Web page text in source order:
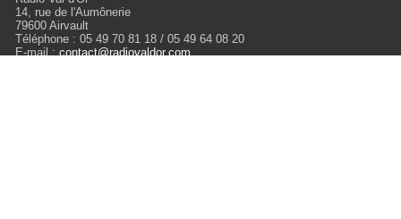
14, rue de l'Aumônerie
79600 Airvault
Téléphone : 05 49 70 81 18 / 05 49 64 08 20
E-mail :contact@radiovaldor.com